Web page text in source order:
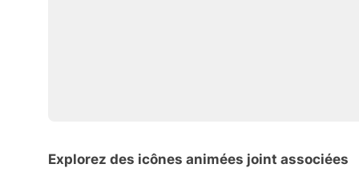
Explorez des icônes animées joint associées